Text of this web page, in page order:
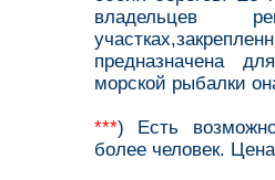
предназначена
морской рыбалки
***) Есть
более человек.